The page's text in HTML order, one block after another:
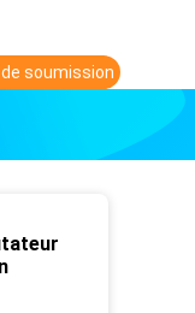
soumission